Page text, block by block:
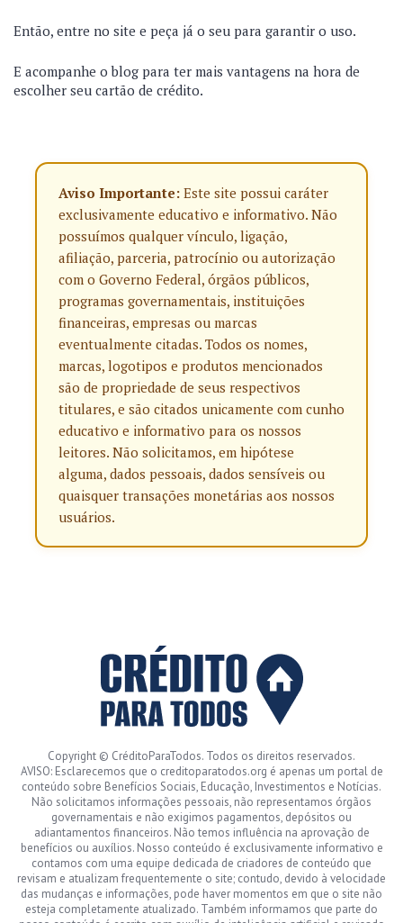
Então, entre no site e peça já o seu para garantir o uso.
E acompanhe o blog para ter mais vantagens na hora de
escolher seu cartão de crédito.
Aviso Importante: Este site possui caráter
exclusivamente educativo e informativo. Não
possuímos qualquer vínculo, ligação,
afiliação, parceria, patrocínio ou autorização
com o Governo Federal, órgãos públicos,
programas governamentais, instituições
financeiras, empresas ou marcas
eventualmente citadas. Todos os nomes,
marcas, logotipos e produtos mencionados
são de propriedade de seus respectivos
titulares, e são citados unicamente com cunho
educativo e informativo para os nossos
leitores. Não solicitamos, em hipótese
alguma, dados pessoais, dados sensíveis ou
quaisquer transações monetárias aos nossos
usuários.
Copyright © CréditoParaTodos. Todos os direitos reservados.
AVISO: Esclarecemos que o creditoparatodos.org é apenas um portal de
conteúdo sobre Benefícios Sociais, Educação, Investimentos e Notícias.
Não solicitamos informações pessoais, não representamos órgãos
governamentais e não exigimos pagamentos, depósitos ou
adiantamentos financeiros. Não temos influência na aprovação de
benefícios ou auxílios. Nosso conteúdo é exclusivamente informativo e
contamos com uma equipe dedicada de criadores de conteúdo que
revisam e atualizam frequentemente o site; contudo, devido à velocidade
das mudanças e informações, pode haver momentos em que o site não
esteja completamente atualizado. Também informamos que parte do